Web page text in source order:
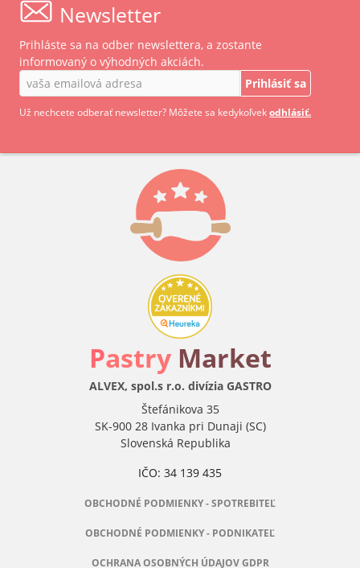
Newsletter
Prihláste sa na odber newslettera, a zostante
informovaný o výhodných akciách.
Prihlásiť sa
Už nechcete odberať newsletter? Môžete sa kedykoľvekodhlásiť.
Pastry Market
ALVEX, spol.s r.o. divízia GASTRO
Štefánikova 35
SK-900 28 Ivanka pri Dunaji (SC)
Slovenská Republika
IČO: 34 139 435
OBCHODNÉ PODMIENKY - SPOTREBITEĽ
OBCHODNÉ PODMIENKY - PODNIKATEĽ
OCHRANA OSOBNÝCH ÚDAJOV GDPR